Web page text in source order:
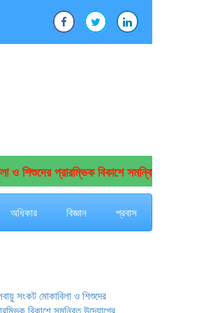
প্রারম্ভিক বিকাশে সমন্বিত উদ্যোগের আহ্বান
অধিকার বিজ্ঞান প্রবাস
সংকট মোকাবিলা ও শিশুদের
বিকাশে সমন্বিত উদ্যোগের